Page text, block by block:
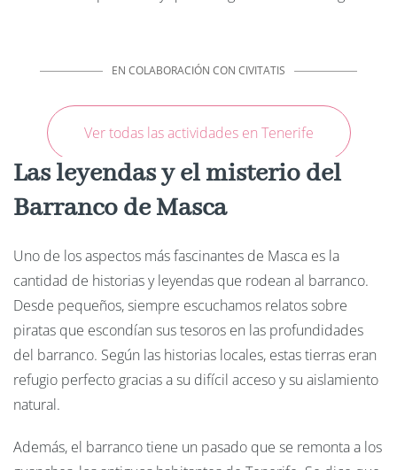
Las leyendas y el misterio del
Barranco de Masca
Uno de los aspectos más fascinantes de Masca es la
cantidad de historias y leyendas que rodean al barranco.
Desde pequeños, siempre escuchamos relatos sobre
piratas que escondían sus tesoros en las profundidades
del barranco. Según las historias locales, estas tierras eran
refugio perfecto gracias a su difícil acceso y su aislamiento
natural.
Además, el barranco tiene un pasado que se remonta a los